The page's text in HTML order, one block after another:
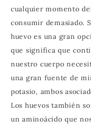
cualquier momento
consumir demasiado.
huevo es una gran
que significa que
nuestro cuerpo
una gran fuente de
potasio, ambos
Los huevos también
un aminoácido que